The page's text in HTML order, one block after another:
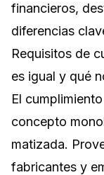
financieros,
diferencias
Requisitos de
es igual y qué
El
concepto
matizada.
fabricantes y